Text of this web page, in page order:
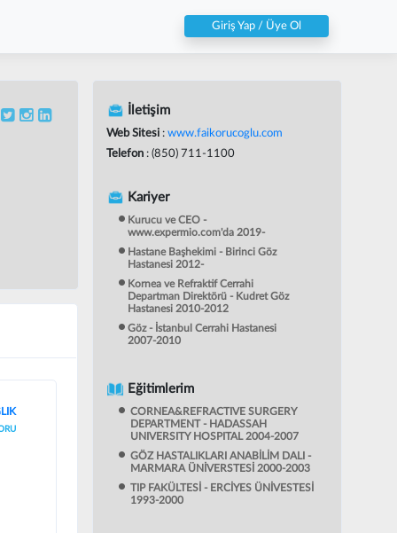
Giriş Yap / Üye Ol
İletişim
Web Sitesi:www.faikorucoglu.com
Telefon: (850) 711-1100
Kariyer
Kurucu ve CEO -
www.expermio.com'da 2019-
Hastane Başhekimi - Birinci Göz
Hastanesi 2012-
Kornea ve Refraktif Cerrahi
Departman Direktörü - Kudret Göz
Hastanesi 2010-2012
Göz - İstanbul Cerrahi Hastanesi
2007-2010
Eğitimlerim
CORNEA&REFRACTIVE SURGERY
DEPARTMENT - HADASSAH
UNIVERSITY HOSPITAL 2004-2007
GÖZ HASTALIKLARI ANABİLİM DALI -
MARMARA ÜNİVERSTESİ 2000-2003
TIP FAKÜLTESİ - ERCİYES ÜNİVESTESİ
1993-2000